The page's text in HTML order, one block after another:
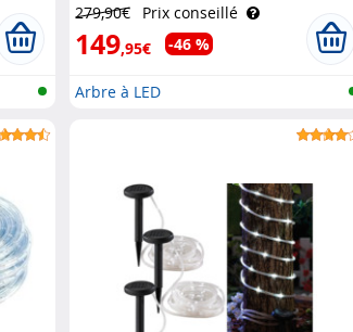
279,90€ Prix conseillé
149,95€ -46 %
Arbre à LED